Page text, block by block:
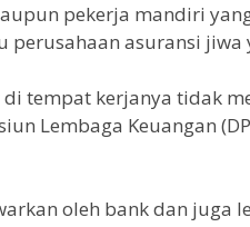
pekerja mandiri
perusahaan asuransi jiwa
tempat kerjanya tidak
Lembaga Keuangan
oleh bank dan juga